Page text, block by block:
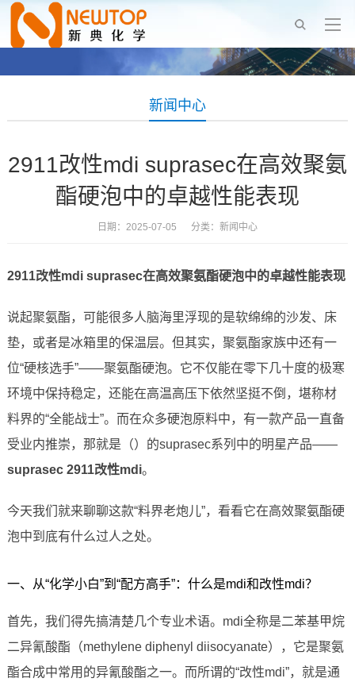
新闻中心
2911改性mdi suprasec在高效聚氨
酯硬泡中的卓越性能表现
日期：2025-07-05 分类： 新闻中心
2911改性mdi suprasec在高效聚氨酯硬泡中的卓越性能表现
说起聚氨酯，可能很多人脑海里浮现的是软绵绵的沙发、床
垫，或者是冰箱里的保温层。但其实，聚氨酯家族中还有一
位“硬核选手”——聚氨酯硬泡。它不仅能在零下几十度的极寒
环境中保持稳定，还能在高温高压下依然坚挺不倒，堪称材
料界的“全能战士”。而在众多硬泡原料中，有一款产品一直备
受业内推崇，那就是（）的suprasec系列中的明星产品——
suprasec 2911改性mdi。
今天我们就来聊聊这款“料界老炮儿”，看看它在高效聚氨酯硬
泡中到底有什么过人之处。
一、从“化学小白”到“配方高手”：什么是mdi和改性mdi？
首先，我们得先搞清楚几个专业术语。mdi全称是二苯基甲烷
二异氰酸酯（methylene diphenyl diisocyanate），它是聚氨
酯合成中常用的异氰酸酯之一。而所谓的“改性mdi”，就是通